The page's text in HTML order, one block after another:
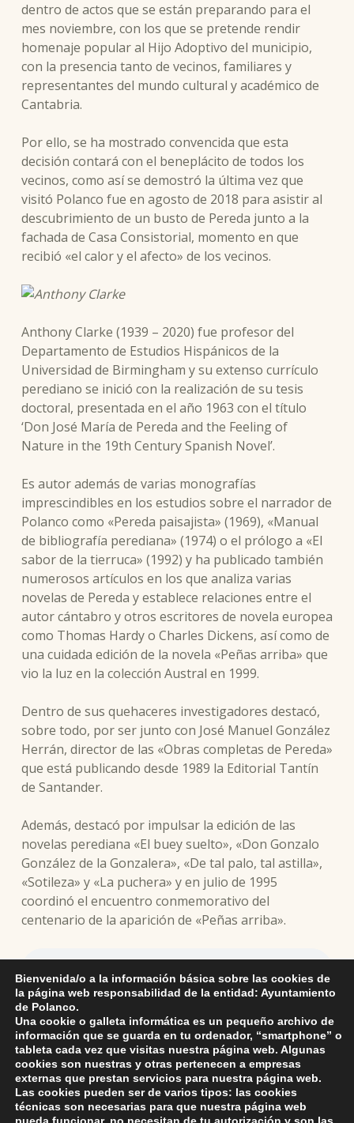
dentro de actos que se están preparando para el
mes noviembre, con los que se pretende rendir
homenaje popular al Hijo Adoptivo del municipio,
con la presencia tanto de vecinos, familiares y
representantes del mundo cultural y académico de
Cantabria.
Por ello, se ha mostrado convencida que esta
decisión contará con el beneplácito de todos los
vecinos, como así se demostró la última vez que
visitó Polanco fue en agosto de 2018 para asistir al
descubrimiento de un busto de Pereda junto a la
fachada de Casa Consistorial, momento en que
recibió «el calor y el afecto» de los vecinos.
Anthony Clarke (1939 – 2020) fue profesor del
Departamento de Estudios Hispánicos de la
Universidad de Birmingham y su extenso currículo
perediano se inició con la realización de su tesis
doctoral, presentada en el año 1963 con el título
‘Don José María de Pereda and the Feeling of
Nature in the 19th Century Spanish Novel’.
Es autor además de varias monografías
imprescindibles en los estudios sobre el narrador de
Polanco como «Pereda paisajista» (1969), «Manual
de bibliografía perediana» (1974) o el prólogo a «El
sabor de la tierruca» (1992) y ha publicado también
numerosos artículos en los que analiza varias
novelas de Pereda y establece relaciones entre el
autor cántabro y otros escritores de novela europea
como Thomas Hardy o Charles Dickens, así como de
una cuidada edición de la novela «Peñas arriba» que
vio la luz en la colección Austral en 1999.
Dentro de sus quehaceres investigadores destacó,
sobre todo, por ser junto con José Manuel González
Herrán, director de las «Obras completas de Pereda»
que está publicando desde 1989 la Editorial Tantín
de Santander.
Además, destacó por impulsar la edición de las
novelas perediana «El buey suelto», «Don Gonzalo
González de la Gonzalera», «De tal palo, tal astilla»,
«Sotileza» y «La puchera» y en julio de 1995
coordinó el encuentro conmemorativo del
centenario de la aparición de «Peñas arriba».
Alcaldesa valora el acuerdo de imponer a la remodelada Casa de
Cultura el nombre del investigador y ensayista Anthony Clarke
Skip back to main navigation
Bienvenida/o a la información básica sobre las cookies de
la página web responsabilidad de la entidad: Ayuntamiento
de Polanco.
Una cookie o galleta informática es un pequeño archivo de
información que se guarda en tu ordenador, “smartphone” o
tableta cada vez que visitas nuestra página web. Algunas
cookies son nuestras y otras pertenecen a empresas
externas que prestan servicios para nuestra página web.
Las cookies pueden ser de varios tipos: las cookies
técnicas son necesarias para que nuestra página web